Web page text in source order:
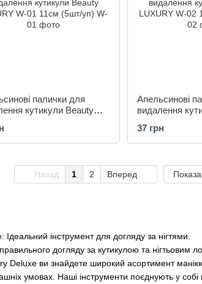
інструмент для догляду за нігтями.
догляду за кутикулою та нігтьовим
Deluxe ви знайдете широкий асортимент
умовах. Наші інструменти поєднують у собі
палички для
кутикули Beauty
Апельсинові
видалення
37 грн
Назад 1 2 Вперед